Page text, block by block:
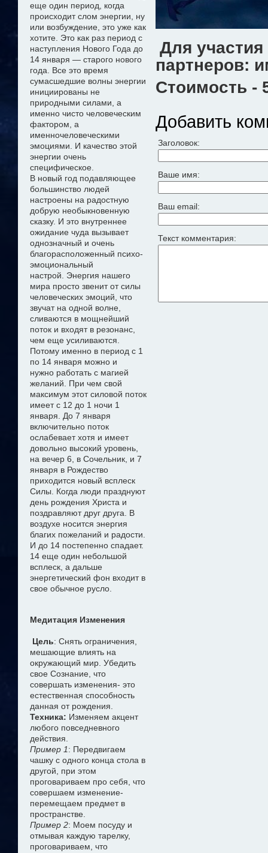
еще один период, когда
происходит слом энергии, ну
или возбуждение, это уже как
хотите. Это как раз период с
наступления Нового Года до
14 января — старого нового
года. Все это время
сумасшедшие волны энергии
инициированы не
природными силами, а
именно чисто человеческим
фактором, а
именночеловеческими
эмоциями. И качество этой
энергии очень
специфическое.
В новый год подавляющее
большинство людей
настроены на радостную
добрую необыкновенную
сказку. И это внутреннее
ожидание чуда вызывает
однозначный и очень
благорасположенный психо-
эмоциональный
настрой
Энергия нашего
мира просто звенит от силы
человеческих эмоций, что
звучат на одной волне,
сливаются в мощнейший
поток и входят в резонанс,
чем еще усиливаются.
Потому именно в период с 1
по 14 января можно и
нужно работать с магией
желаний . При чем свой
максимум этот силовой поток
имеет с 12 до 1 ночи 1
января. До 7 января
включительно поток
ослабевает хотя и имеет
довольно высокий уровень,
на вечер 6, в Сочельник, и 7
января в Рождество
приходится новый всплеск
Силы. Когда люди празднуют
день рождения Христа и
поздравляют друг друга. В
воздухе носится энергия
благих пожеланий и радости.
И до 14 постепенно спадает.
14 еще один небольшой
всплеск, а дальше
энергетический фон входит в
свое обычное русло.
Медитация Изменения
Цель: Снять ограничения,
мешающие влиять на
окружающий мир. Убедить
свое Сознание, что
совершать изменения- это
естественная способность
данная от рождения.
Техника: Изменяем акцент
любого повседневного
действия.
Пример 1: Передвигаем
чашку с одного конца стола в
другой, при этом
проговариваем про себя, что
совершаем изменение-
перемещаем предмет в
пространстве.
Пример 2: Моем посуду и
отмывая каждую тарелку,
проговариваем, что
Для
партнеров:
Стоимость -
Добавить
Заголовок:
Ваше имя:
Ваш email:
Текст комментария: